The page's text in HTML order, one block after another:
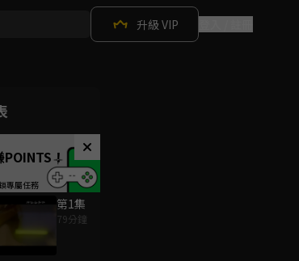
升級 VIP
！
第1集
79分鐘